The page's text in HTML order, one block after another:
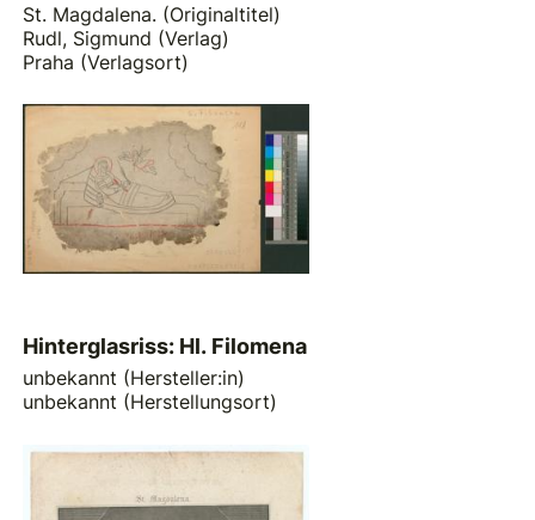
St. Magdalena. (Originaltitel)
Rudl, Sigmund (Verlag)
Praha (Verlagsort)
Hinterglasriss: Hl. Filomena
unbekannt (Hersteller:in)
unbekannt (Herstellungsort)